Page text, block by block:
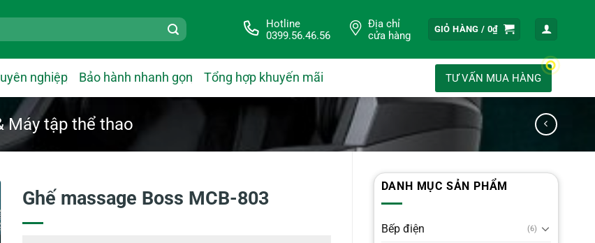
Hotline
0399.56.46.56
Địa chỉ
cửa hàng
GIỎ HÀNG / 0₫
nghiệp Bảo hành nhanh gọn Tổng hợp khuyến mãi TƯ VẤN MUA HÀNG
Máy tập thể thao
DANH MỤC SẢN PHẨM
Bếp điện (6)
Ghế massage Boss MCB-803